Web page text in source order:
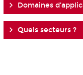
Domaines
Quels secteurs ?